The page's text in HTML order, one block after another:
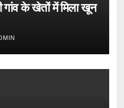
के खेतों में मिला खून